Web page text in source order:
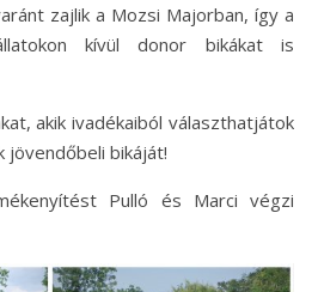
zajlik a Mozsi Majorban, így a
kívül donor bikákat is
akik ivadékaiból választhatjátok
bikáját!
Pulló és Marci végzi